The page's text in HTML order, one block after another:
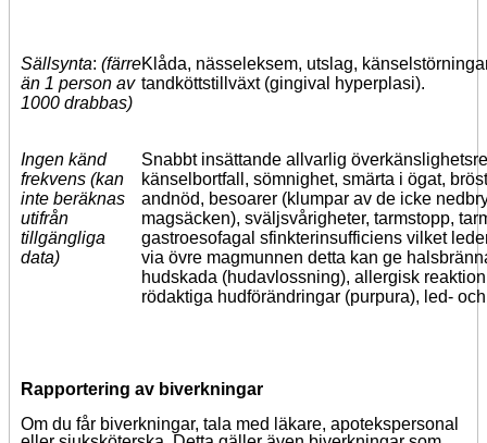
Sällsynta: (färre
än 1 person av
1000 drabbas)
Klåda, nässeleksem, utslag,
tandköttstillväxt (gingival hyperplasi).
Ingen känd
frekvens (kan
inte beräknas
utifrån
tillgängliga
data)
Snabbt insättande allvarlig
känselbortfall, sömnighet, smärta i ögat,
andnöd, besoarer (klumpar av de icke
magsäcken), sväljsvårigheter, tarmstopp,
gastroesofagal sfinkterinsufficiens vilket
via övre magmunnen detta kan ge
hudskada (hudavlossning), allergisk
rödaktiga hudförändringar (purpura), led-
Rapportering av biverkningar
Om du får biverkningar, tala med läkare, apotekspersonal